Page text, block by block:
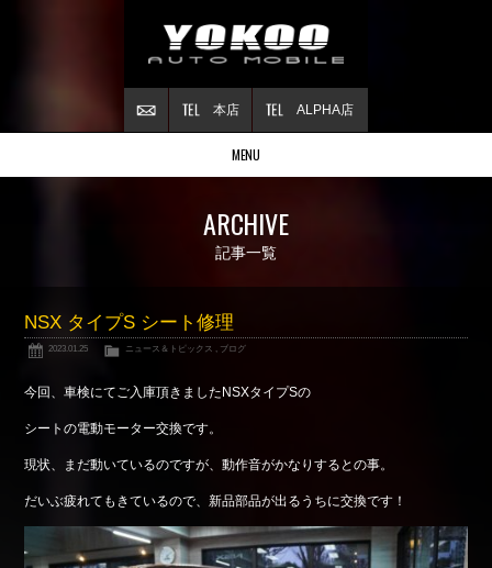
ALPHA店
本店
MENU
NSXについて
Reflesh Plan
買取査定
Blog
Shop info.
ARCHIVE
記事一覧
NSX タイプS シート修理
2023.01.25 ニュース＆トピックス , ブログ
今回、車検にてご入庫頂きましたNSXタイプSの
シートの電動モーター交換です。
現状、まだ動いているのですが、動作音がかなりするとの事。
だいぶ疲れてもきているので、新品部品が出るうちに交換です！